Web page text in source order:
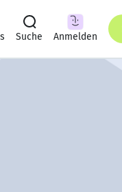
Suche Anmelden